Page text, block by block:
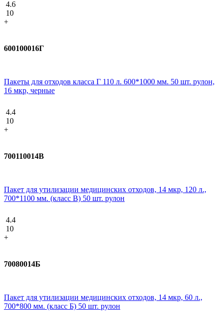
4.6
10
+
600100016Г
Пакеты для отходов класса Г 110 л. 600*1000 мм. 50 шт. рулон,
16 мкр, черные
4.4
10
+
700110014В
Пакет для утилизации медицинских отходов, 14 мкр, 120 л.,
700*1100 мм. (класс В) 50 шт. рулон
4.4
10
+
70080014Б
Пакет для утилизации медицинских отходов, 14 мкр, 60 л.,
700*800 мм. (класс Б) 50 шт. рулон